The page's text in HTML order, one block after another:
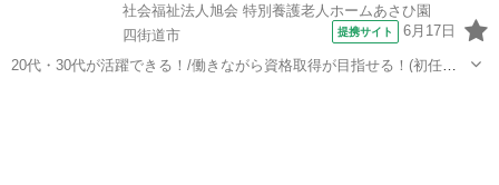
社会福祉法人旭会 特別養護老人ホームあさひ園
四街道市
提携サイト 6月17日
20代・30代が活躍できる！/働きながら資格取得が目指せる！(初任者